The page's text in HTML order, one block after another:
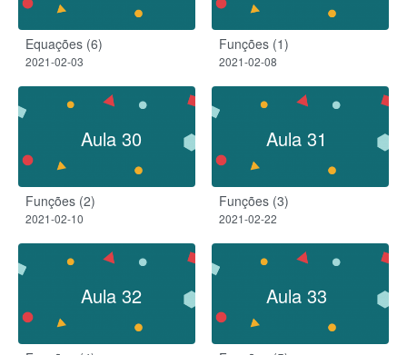
Equações (6)
2021-02-03
Funções (1)
2021-02-08
Aula 30
Funções (2)
2021-02-10
Aula 31
Funções (3)
2021-02-22
Aula 32 Aula 33